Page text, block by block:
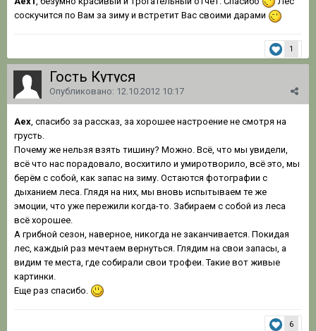
соскучится по Вам за зиму и встретит Вас своими дарами
1
Гость Кутуся
Опубликовано: 12.10.2012 10:17
Аех , спасибо за рассказ, за хорошее настроение не смотря на
грусть.
Почему же нельзя взять тишину? Можно. Всё, что мы увидели,
всё что нас порадовало, восхитило и умиротворило, всё это, мы
берём с собой, как запас на зиму. Остаются фотографии с
дыханием леса. Глядя на них, мы вновь испытываем те же
эмоции, что уже пережили когда-то. Забираем с собой из леса
всё хорошее.
А грибной сезон, наверное, никогда не заканчивается. Покидая
лес, каждый раз мечтаем вернуться. Глядим на свои запасы, а
видим те места, где собирали свои трофеи. Такие вот живые
картинки.
Еще раз спасибо.
6